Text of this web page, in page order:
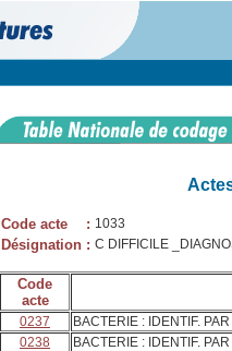
Code acte : 1033
Désignation : C DIFFICILE
Code
acte
0237
BACTERIE : IDENTIF.
0238
BACTERIE : IDENTIF.